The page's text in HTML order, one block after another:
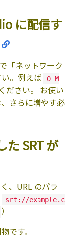
に配信す
「ネットワーク
。例えば
0 M
ださい。 お使い
さらに増やす必
た SRT が
、URL のパラ
srt://example.c
）
です。